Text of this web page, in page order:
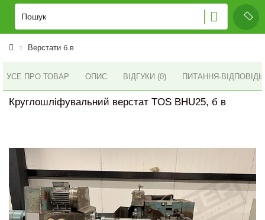
Верстати б в
УСЕ ПРО ТОВАР ОПИС ВІДГУКИ (0) ПИТАННЯ-
Круглошліфувальний верстат TOS BHU25, б в